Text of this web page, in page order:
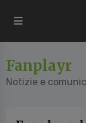
Fanplayr
Notizie e